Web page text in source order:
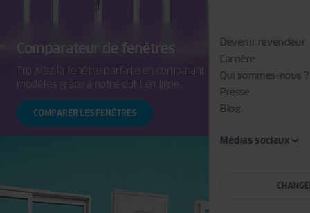
Devenir revendeur
Carrière
Qui sommes-nous ?
Presse
Blog
Médias sociaux
Comparateur de fenêtres
Trouvez la fenêtre parfaite en comparant facilement les
modèles grâce à notre outil en ligne.
COMPARER LES FENÊTRES